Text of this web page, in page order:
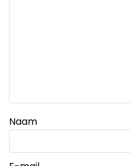
Naam